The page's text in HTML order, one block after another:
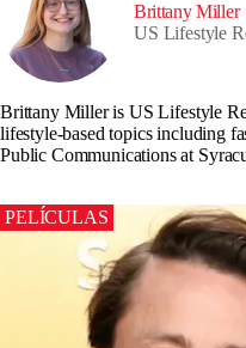
Brittany Miller
US Lifestyle
Brittany Miller is US Lifestyle
lifestyle-based topics including
Public Communications at
PELÍCULAS